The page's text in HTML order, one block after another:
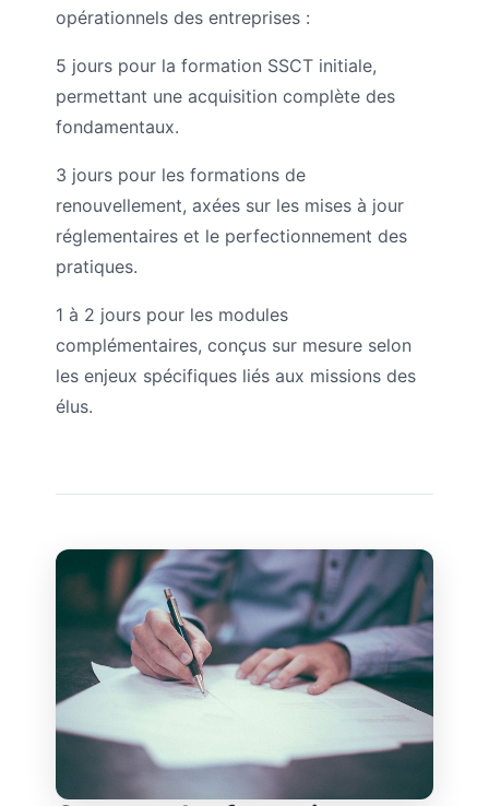
opérationnels des entreprises :
5 jours pour la formation SSCT initiale,
permettant une acquisition complète des
fondamentaux.
3 jours pour les formations de
renouvellement, axées sur les mises à jour
réglementaires et le perfectionnement des
pratiques.
1 à 2 jours pour les modules
complémentaires, conçus sur mesure selon
les enjeux spécifiques liés aux missions des
élus.